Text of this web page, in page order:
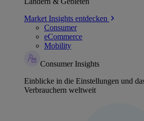
Market Insights entdecken
Consumer
eCommerce
Mobility
Consumer Insights
Einblicke in die Einstellungen und
Verbrauchern weltweit